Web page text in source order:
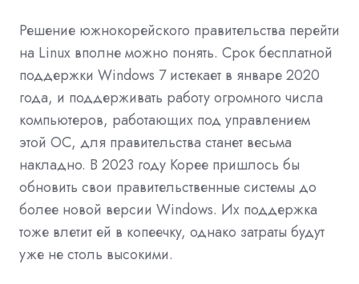
Решение южнокорейского правительства перейти
на Linux вполне можно понять. Срок бесплатной
поддержки Windows 7 истекает в январе 2020
года, и поддерживать работу огромного числа
компьютеров, работающих под управлением
этой ОС, для правительства станет весьма
накладно. В 2023 году Корее пришлось бы
обновить свои правительственные системы до
более новой версии Windows. Их поддержка
тоже влетит ей в копеечку, однако затраты будут
уже не столь высокими.